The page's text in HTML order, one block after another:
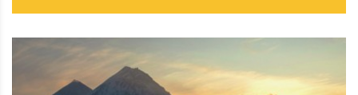
ВИДЕОРОЛИКИ